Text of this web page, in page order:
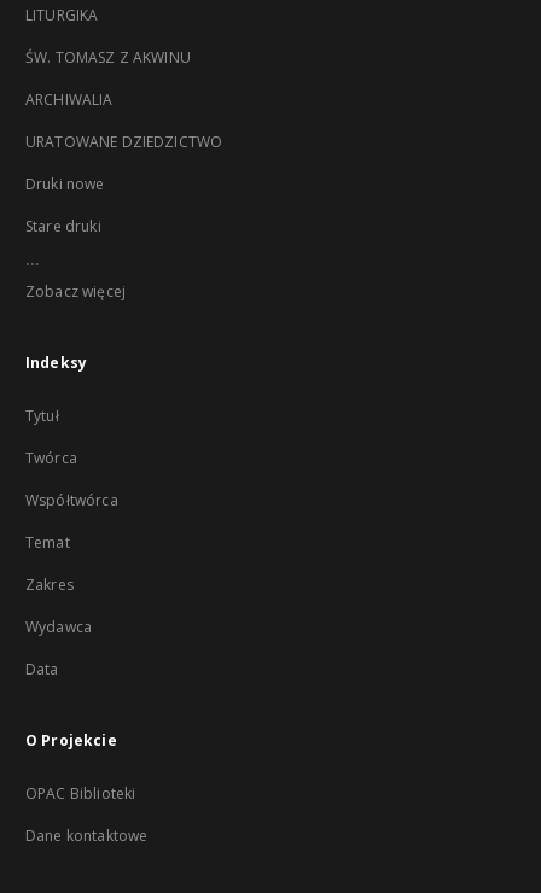
LITURGIKA
ŚW. TOMASZ Z AKWINU
ARCHIWALIA
URATOWANE DZIEDZICTWO
Druki nowe
Stare druki
...
Zobacz więcej
Indeksy
Tytuł
Twórca
Współtwórca
Temat
Zakres
Wydawca
Data
O Projekcie
OPAC Biblioteki
Dane kontaktowe